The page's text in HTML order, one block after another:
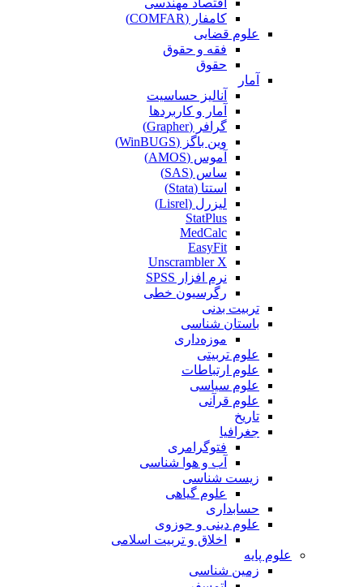
کامفار (COMFAR)
علوم قضایی
فقه و حقوق
حقوق
آمار
آنالیز حساسیت
آمار و کاربردها
گرافر (Grapher)
وین باگز (WinBUGS)
آموس (AMOS)
ساس (SAS)
استتا (Stata)
لیزرل (Lisrel)
StatPlus
MedCalc
EasyFit
Unscrambler X
نرم افزار SPSS
رگرسیون خطی
تربیت بدنی
باستان شناسی
موزه‌داری
علوم تربیتی
علوم ارتباطات
علوم سیاسی
علوم قرآنی
تاریخ
جغرافیا
فتوگرامری
آب و هوا شناسی
زیست شناسی
علوم گیاهی
حسابداری
علوم دینی و حوزوی
اخلاق و تربیت اسلامی
علوم پایه
زمین شناسی